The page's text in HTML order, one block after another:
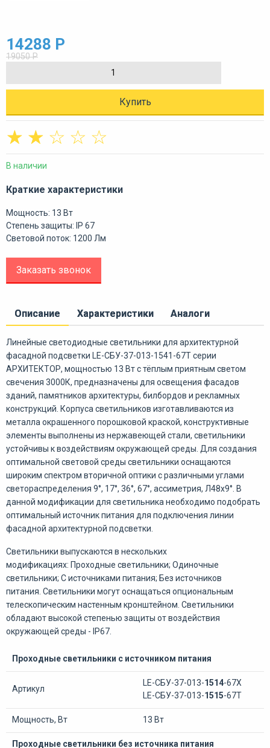
14288 Р
19050 Р
Купить
☆
☆
☆
☆
☆
В наличии
Краткие характеристики
Мощность: 13 Вт
Степень защиты: IP 67
Световой поток: 1200 Лм
Заказать звонок
Описание Характеристики Аналоги
Линейные светодиодные светильники для архитектурной
фасадной подсветки LE-СБУ-37-013-1541-67Т серии
АРХИТЕКТОР, мощностью 13 Вт с тёплым приятным светом
свечения 3000К, предназначены для освещения фасадов
зданий, памятников архитектуры, билбордов и рекламных
конструкций. Корпуса светильников изготавливаются из
металла окрашенного порошковой краской, конструктивные
элементы выполнены из нержавеющей стали, светильники
устойчивы к воздействиям окружающей среды. Для создания
оптимальной световой среды светильники оснащаются
широким спектром вторичной оптики с различными углами
светораспределения 9°, 17°, 36°, 67°, ассиметрия, Л48х9°. В
данной модификации для светильника необходимо подобрать
оптимальный источник питания для подключения линии
фасадной архитектурной подсветки.
Светильники выпускаются в нескольких
модификациях: Проходные светильники; Одиночные
светильники; С источниками питания; Без источников
питания. Светильники могут оснащаться опциональным
телескопическим настенным кронштейном. Светильники
обладают высокой степенью защиты от воздействия
окружающей среды - IP67.
Проходные светильники с источником питания
Артикул
LE-СБУ-37-013-1514-67Х
LE-СБУ-37-013-1515-67Т
Мощность, Вт 13 Вт
Проходные светильники без источника питания